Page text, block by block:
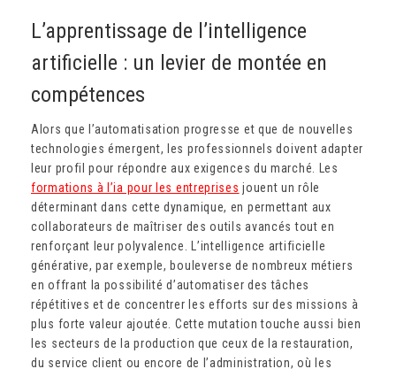
L’apprentissage de l’intelligence
artificielle : un levier de montée en
compétences
Alors que l’automatisation progresse et que de nouvelles
technologies émergent, les professionnels doivent adapter
leur profil pour répondre aux exigences du marché. Les
formations à l’ia pour les entreprises jouent un rôle
déterminant dans cette dynamique, en permettant aux
collaborateurs de maîtriser des outils avancés tout en
renforçant leur polyvalence. L’intelligence artificielle
générative, par exemple, bouleverse de nombreux métiers
en offrant la possibilité d’automatiser des tâches
répétitives et de concentrer les efforts sur des missions à
plus forte valeur ajoutée. Cette mutation touche aussi bien
les secteurs de la production que ceux de la restauration,
du service client ou encore de l’administration, où les